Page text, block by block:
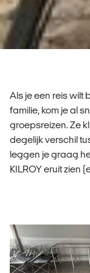
Als je een reis wilt
familie, kom je al
groepsreizen. Ze
degelijk verschil
leggen je graag
KILROY eruit zien